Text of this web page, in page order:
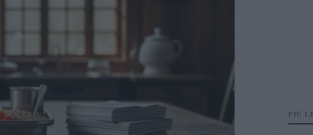
PIÙ